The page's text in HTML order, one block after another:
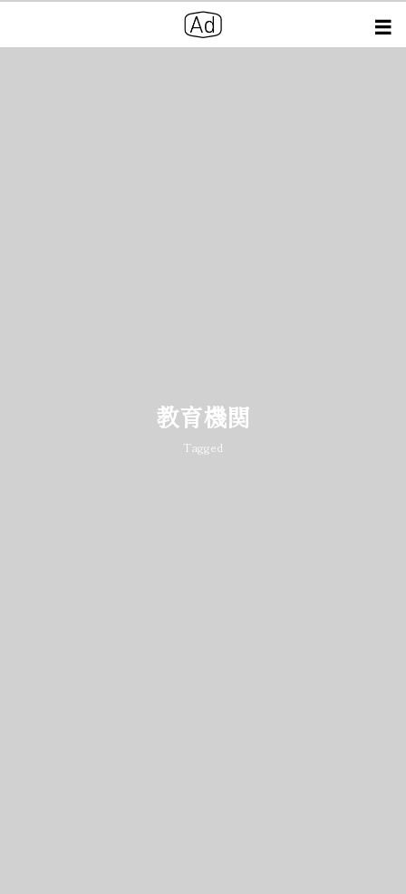
教育機関
Tagged